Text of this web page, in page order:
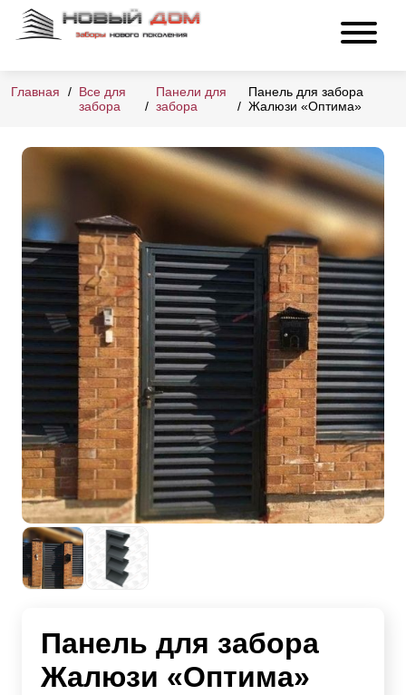
Главная
Все для
забора
Панели для
забора
Панель для забора
Жалюзи «Оптима»
Панель для забора
Жалюзи «Оптима»